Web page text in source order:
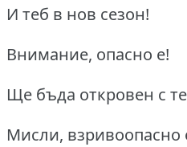
И теб в нов сезон!
Внимание, опасно е!
Ще бъда откровен с
Мисли, взривоопасно